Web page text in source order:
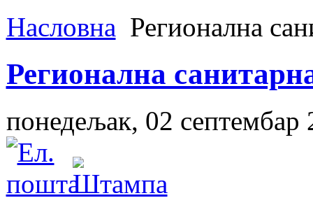
Насловна Регионална
Регионална
понедељак, 02 септембар